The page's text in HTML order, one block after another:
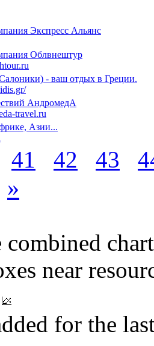
Экспресс Альянс
Облвнештур
- ваш отдых в Греции.
АндромедА
travel.ru
Азии...
41 42 43
»
combined
near
for the